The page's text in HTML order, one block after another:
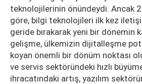
teknolojilerinin önündeydi. Ancak
göre, bilgi teknolojileri ilk kez
geride bırakarak yeni bir dönemin
gelişme, ülkemizin dijitalleşme
koyan önemli bir dönüm noktası
ve servis sektöründeki hızlı
ihracatındaki artış, yazılım